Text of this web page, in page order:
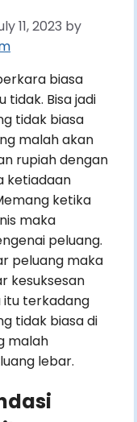
11, 2023 by
biasa
tidak. Bisa jadi
tidak biasa
malah akan
rupiah dengan
ketiadaan
ketika
maka
peluang.
peluang maka
kesuksesan
itu terkadang
tidak biasa di
malah
lebar.